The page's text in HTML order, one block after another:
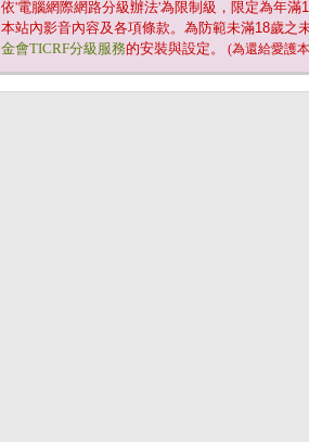
依'電腦網際網路分級辦法'為限制級，限定為年滿
本站內影音內容及各項條款。為防範未滿18歲之
金會TICRF分級服務的安裝與設定。 (為還給愛護